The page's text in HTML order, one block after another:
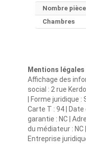
Nombre
Chambres
Mentions légales
Affichage des
social : 2 rue
| Forme juridique
Carte T : 94 | Date
garantie : NC |
du médiateur : NC
Entreprise